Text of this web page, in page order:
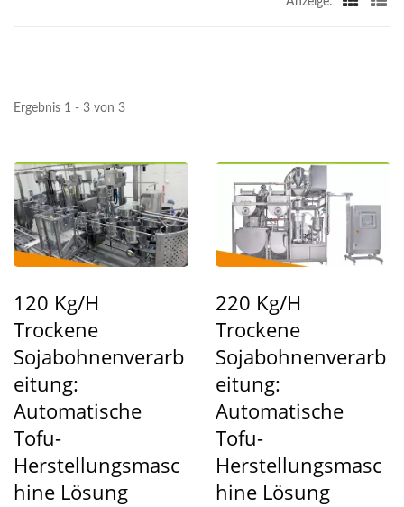
FOOD MACHINE CO.,
Ergebnis 1 - 3 von 3
120 Kg/h
Trockene
Sojabohnenverarb
Eitung:
Automatische
Tofu-
Herstellungsmasc
Hine Lösung
220 Kg/h
Trockene
Sojabohnenverarb
Eitung:
Automatische
Tofu-
Herstellungsmasc
Hine Lösung